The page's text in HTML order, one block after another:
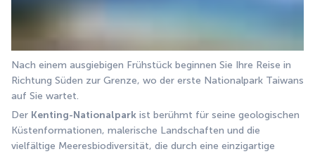
Nach einem ausgiebigen Frühstück beginnen Sie Ihre Reise in
Richtung Süden zur Grenze, wo der erste Nationalpark Taiwans
auf Sie wartet.
Der Kenting-Nationalpark ist berühmt für seine geologischen
Küstenformationen, malerische Landschaften und die
vielfältige Meeresbiodiversität, die durch eine einzigartige